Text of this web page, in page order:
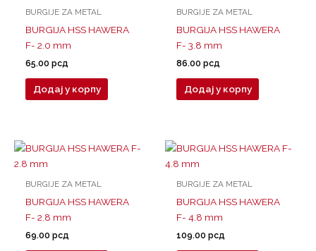
BURGIJE ZA METAL
BURGIJA HSS HAWERA
F- 2.0 mm
65.00рсд
Додај у корпу
BURGIJE ZA METAL
BURGIJA HSS HAWERA
F- 3.8 mm
86.00рсд
Додај у корпу
BURGIJE ZA METAL
BURGIJA HSS HAWERA
F- 2.8 mm
69.00рсд
BURGIJE ZA METAL
BURGIJA HSS HAWERA
F- 4.8 mm
109.00рсд